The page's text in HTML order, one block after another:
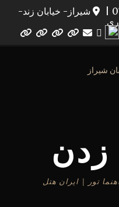
شیراز- خیابان زند-
زدن
تور | ایران هتل